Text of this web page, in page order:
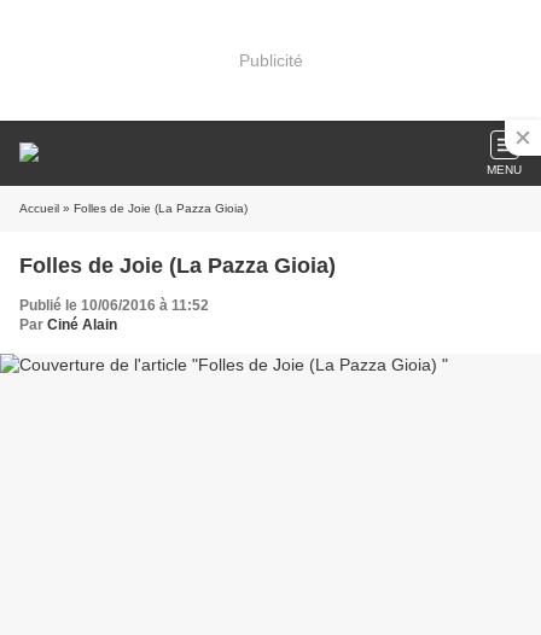
Publicité
MENU
Accueil » Folles de Joie (La Pazza Gioia)
Folles de Joie (La Pazza Gioia)
Publié le 10/06/2016 à 11:52
Par Ciné Alain